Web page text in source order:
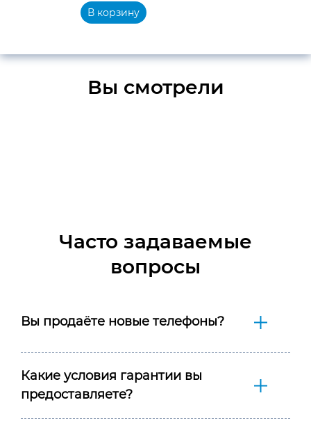
В корзину
Вы смотрели
Часто задаваемые
вопросы
Вы продаёте новые телефоны?
Какие условия гарантии вы
предоставляете?